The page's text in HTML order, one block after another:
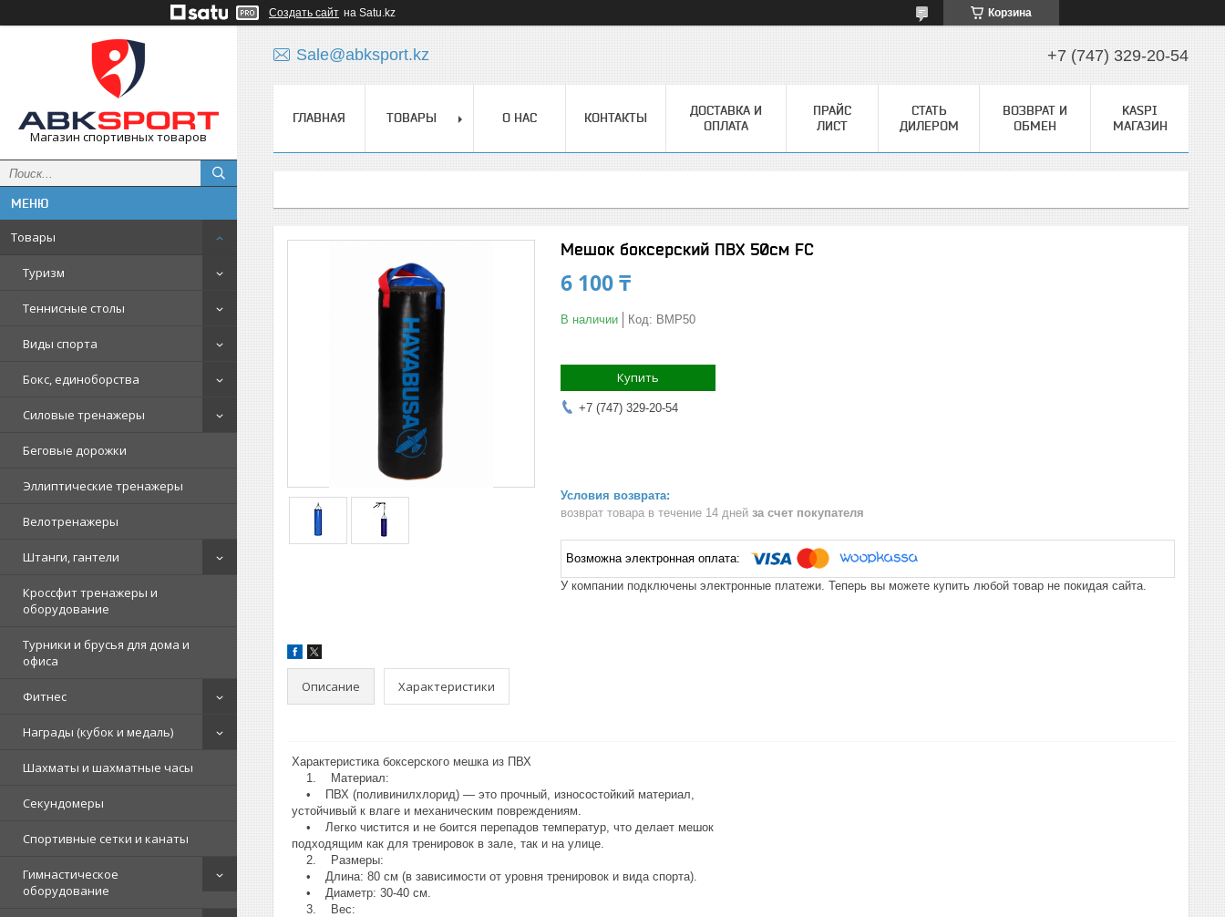
Создать сайт на Satu.kz Корзина
Магазин спортивных товаров
Товары
Туризм
Теннисные столы
Виды спорта
Бокс, единоборства
Силовые тренажеры
Беговые дорожки
Эллиптические тренажеры
Велотренажеры
Штанги, гантели
Кроссфит тренажеры и
оборудование
Турники и брусья для дома и
офиса
Фитнес
Награды (кубок и медаль)
Шахматы и шахматные часы
Секундомеры
Спортивные сетки и канаты
Гимнастическое
оборудование
Sale@abksport.kz +7 (747) 329-20-54
ГЛАВНАЯ ТОВАРЫ О НАС КОНТАКТЫ
ДОСТАВКА И
ОПЛАТА
ПРАЙС
ЛИСТ
СТАТЬ
ДИЛЕРОМ
ВОЗВРАТ И
ОБМЕН
KASPI
МАГАЗИН
Мешок боксерский ПВХ 50см FC
6 100 ₸
В наличии Код: BMP50
Купить
+7 (747) 329-20-54
возврат товара в течение 14 дней за счет покупателя
У компании подключены электронные платежи. Теперь вы можете купить любой товар не покидая сайта.
Описание Характеристики
Характеристика боксерского мешка из ПВХ
1. Материал:
• ПВХ (поливинилхлорид) — это прочный, износостойкий материал,
устойчивый к влаге и механическим повреждениям.
• Легко чистится и не боится перепадов температур, что делает мешок
подходящим как для тренировок в зале, так и на улице.
2. Размеры:
• Длина: 80 см (в зависимости от уровня тренировок и вида спорта).
• Диаметр: 30-40 см.
3. Вес: